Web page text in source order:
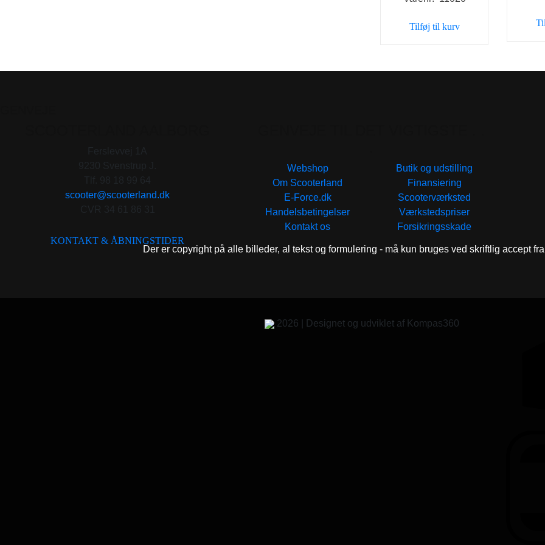
Tilføj til kurv
scooter@scooterland.dk
KONTAKT & ÅBNINGSTIDER
Webshop
Om Scooterland
E-Force.dk
Handelsbetingelser
Kontakt os
Butik og udstilling
Finansiering
Scooterværksted
Værkstedspriser
Forsikringsskade
Der er copyright på alle billeder, al tekst og formulering - må kun bruges ved skriftlig accept
2026 | Designet og udviklet af Kompas360